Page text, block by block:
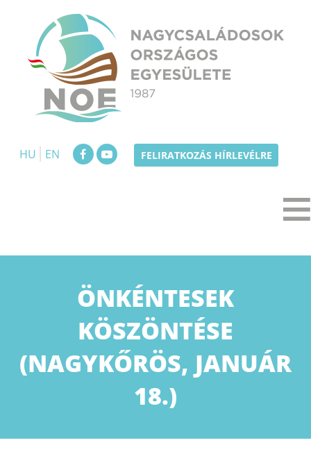
content
HU
EN FELIRATKOZÁS HÍRLEVÉLRE
ÖNKÉNTESEK
KÖSZÖNTÉSE
(NAGYKŐRÖS, JANUÁR
18.)